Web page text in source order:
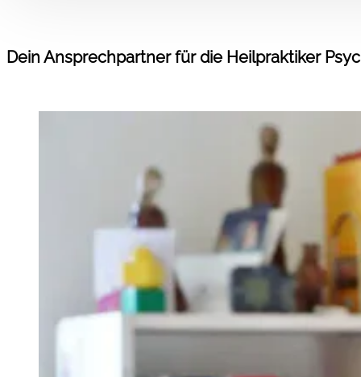
Dein Ansprechpartner für die Heilpraktiker